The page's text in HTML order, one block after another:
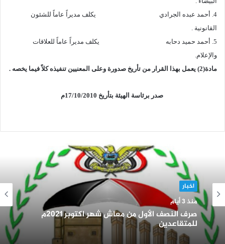
4. أحمد عبده الجرادي يكلف مديراً عاماً للشئون
القانونية .
5. أحمد حميد دحابه
يكلف مديراً عاماً للعلاقات
والإعلام.
مادة(2) يعمل بهذا القرار من تأريخ صدورة وعلى المعنيين تنفيذه كلاً فيما يخصه .
صدر برئاسة الهيئة بتأريخ 17/10/2010م
اخبار
منذ 3 أيام
صرف النصف الأول من معاش شهر اكتوبر 2021م
للمتقاعدين